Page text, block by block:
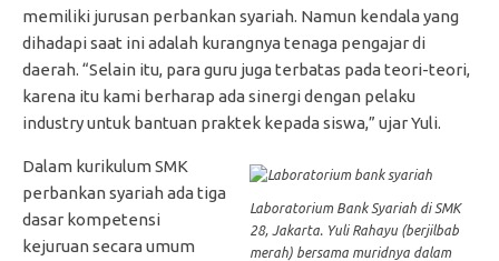
memiliki jurusan perbankan syariah. Namun kendala yang
dihadapi saat ini adalah kurangnya tenaga pengajar di
daerah. “Selain itu, para guru juga terbatas pada teori-teori,
karena itu kami berharap ada sinergi dengan pelaku
industry untuk bantuan praktek kepada siswa,” ujar Yuli.
Laboratorium Bank Syariah di SMK
28, Jakarta. Yuli Rahayu (berjilbab
merah) bersama muridnya dalam
Dalam kurikulum SMK
perbankan syariah ada tiga
dasar kompetensi
kejuruan secara umum